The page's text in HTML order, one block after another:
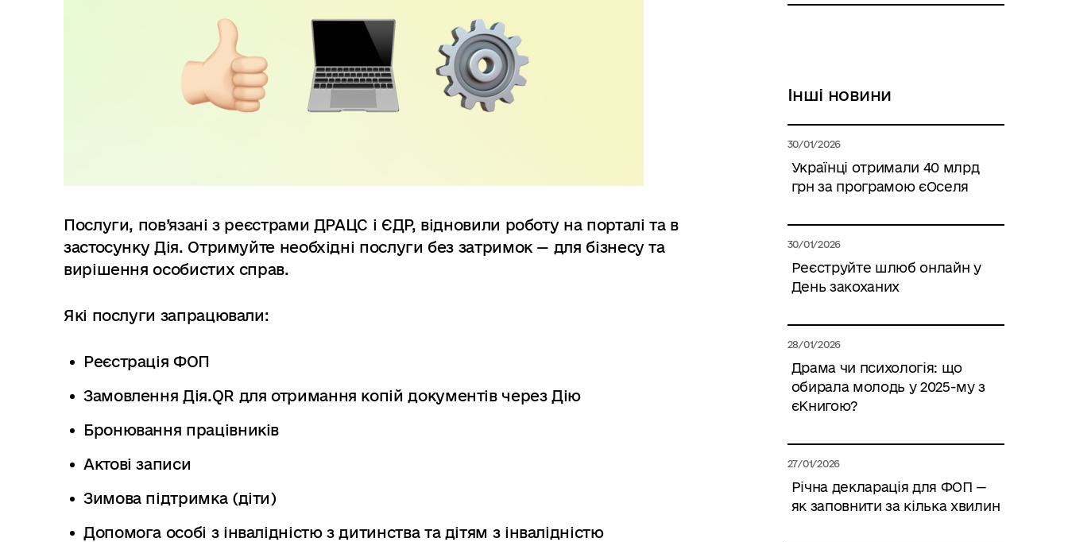
Послуги, пов’язані з реєстрами ДРАЦС і ЄДР, відновили роботу на порталі та в
застосунку Дія. Отримуйте необхідні послуги без затримок — для бізнесу та
вирішення особистих справ.
Які послуги запрацювали:
Реєстрація ФОП
Замовлення Дія.QR для отримання копій документів через Дію
Бронювання працівників
Актові записи
Зимова підтримка (діти)
Допомога особі з інвалідністю з дитинства та дітям з інвалідністю
Інші новини
30/01/2026
Українці отримали 40 млрд
грн за програмою єОселя
30/01/2026
Реєструйте шлюб онлайн у
День закоханих
28/01/2026
Драма чи психологія: що
обирала молодь у 2025-му з
єКнигою?
27/01/2026
Річна декларація для ФОП —
як заповнити за кілька хвилин